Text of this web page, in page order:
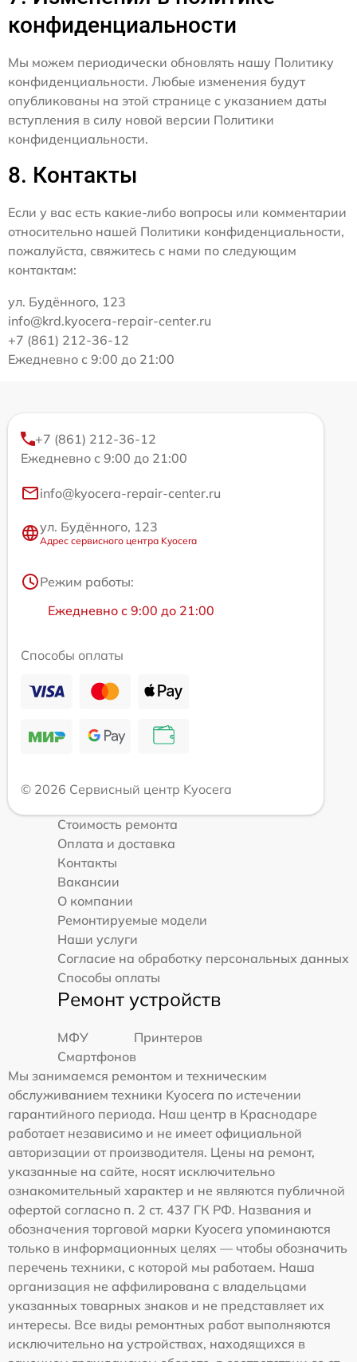
конфиденциальности
Мы можем периодически обновлять нашу Политику
конфиденциальности. Любые изменения будут
опубликованы на этой странице с указанием даты
вступления в силу новой версии Политики
конфиденциальности.
8. Контакты
Если у вас есть какие-либо вопросы или комментарии
относительно нашей Политики конфиденциальности,
пожалуйста, свяжитесь с нами по следующим
контактам:
ул. Будённого, 123
info@krd.kyocera-repair-center.ru
+7 (861) 212-36-12
Ежедневно с 9:00 до 21:00
+7 (861) 212-36-12
Ежедневно с 9:00 до 21:00
info@kyocera-repair-center.ru
ул. Будённого, 123
Адрес сервисного центра Kyocera
Режим работы:
Ежедневно с 9:00 до 21:00
Способы оплаты
© 2026 Сервисный центр Kyocera
Стоимость ремонта
Оплата и доставка
Контакты
Вакансии
О компании
Ремонтируемые модели
Наши услуги
Согласие на обработку персональных данных
Способы оплаты
Ремонт устройств
МФУ
Принтеров
Смартфонов
Мы занимаемся ремонтом и техническим
обслуживанием техники Kyocera по истечении
гарантийного периода. Наш центр в Краснодаре
работает независимо и не имеет официальной
авторизации от производителя. Цены на ремонт,
указанные на сайте, носят исключительно
ознакомительный характер и не являются публичной
офертой согласно п. 2 ст. 437 ГК РФ. Названия и
обозначения торговой марки Kyocera упоминаются
только в информационных целях — чтобы обозначить
перечень техники, с которой мы работаем. Наша
организация не аффилирована с владельцами
указанных товарных знаков и не представляет их
интересы. Все виды ремонтных работ выполняются
исключительно на устройствах, находящихся в